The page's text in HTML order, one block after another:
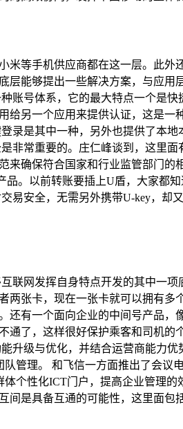
等手机供应商都在这一层。此外
能够提出一些解决方案，与应用
账号体系，它的最大特点一个是
另一个应用来提供认证，这是一
录是其中一种，另外也提供了本
非常重要的。庄仁峰谈到，这里
确保符合国家和行业监管部门的
。以前转账要插上U盾，大家都
易安全，无需另外携带U-key，却
联网发挥自身特点开发的其中一
张卡，现在一张卡就可以拥有多
有一个面向企业的中间号产品，
了，这样很好保护乘客和司机的
升级与优化，并结合运营商能力
管理。 和飞信一方面推出了会议
个性化ICT门户，提高企业管理的
是具备互通的可能性，这里面包